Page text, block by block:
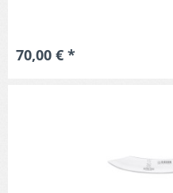
70,00 € *